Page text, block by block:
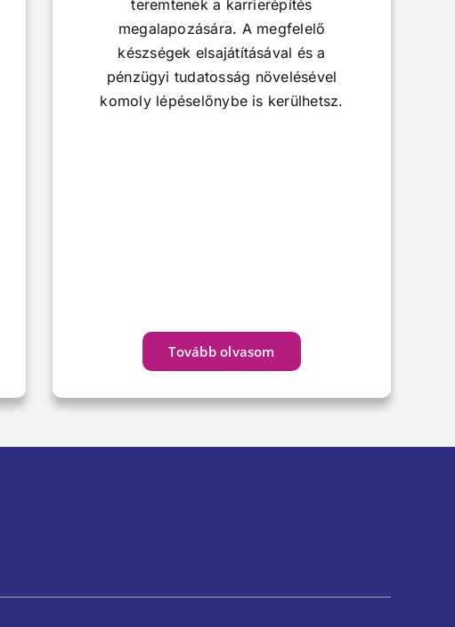
teremtenek a karrierépítés
megalapozására. A megfelelő
készségek elsajátításával és a
pénzügyi tudatosság növelésével
komoly lépéselőnybe is kerülhetsz.
Tovább olvasom